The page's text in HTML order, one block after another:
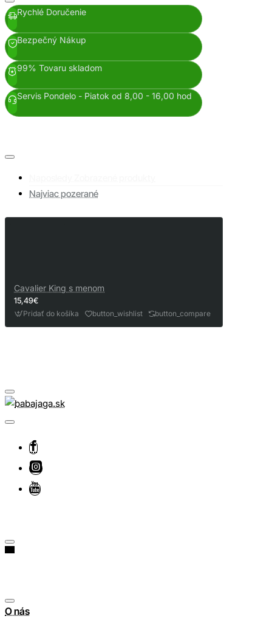
Rychlé Doručenie
Bezpečný Nákup
99% Tovaru skladom
Servis Pondelo - Piatok od 8,00 - 16,00 hod
Najviac pozerané
Cavalier King s menom
15,49€
Pridať do košíka button_wishlist button_compare
O nás